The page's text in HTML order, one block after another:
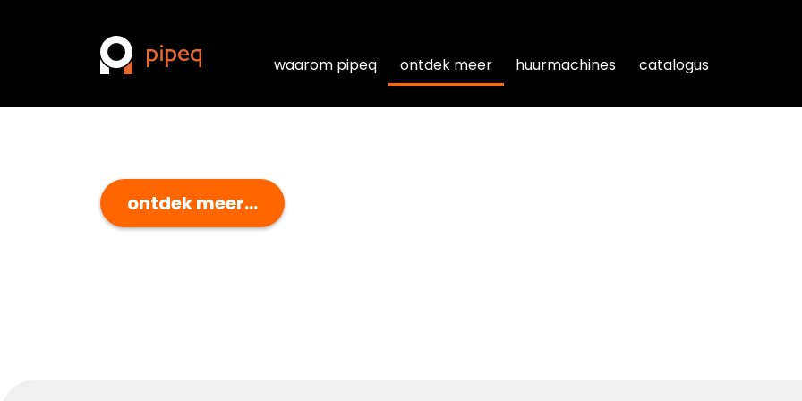
waarom pipeq ontdek meer huurmachines catalogus
waarom pipeq ontdek meer huurmachines catalogus
ontdek meer...